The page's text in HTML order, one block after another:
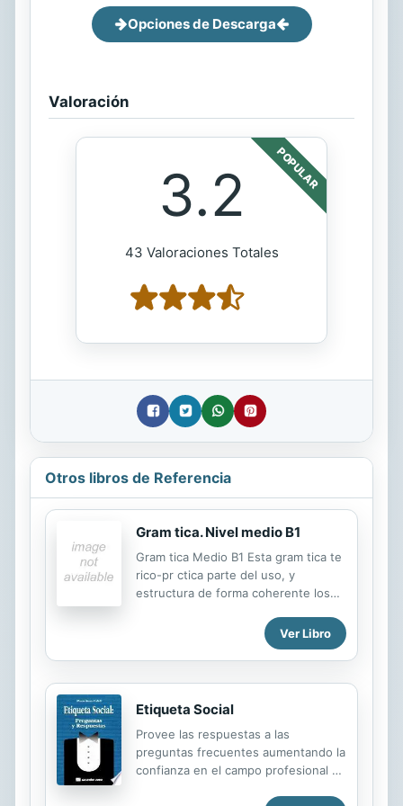
Opciones de Descarga
Valoración
POPULAR
3.2
43 Valoraciones Totales
Otros libros de Referencia
Gram tica. Nivel medio B1
Gram tica Medio B1 Esta gram tica te
rico-pr ctica parte del uso, y
estructura de forma coherente los
funcionamiento. Cada unidad consta
de: FIJESE!: vi eta con muestras de
lengua donde se contextualizan
algunos de los puntos que se
desarrollar n en la unidad; AS SE
CONSTRUYE: ficha con informaci n
formal y estructural; AS SE USA:
ficha destinada a explicar el uso de
las formas y su contexto;
Ver Libro
Etiqueta Social
Provee las respuestas a las
preguntas frecuentes aumentando la
confianza en el campo profesional y